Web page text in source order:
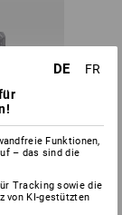
DE
FR
Funktionen,
– das sind die
Tracking sowie die
von KI-gestützten